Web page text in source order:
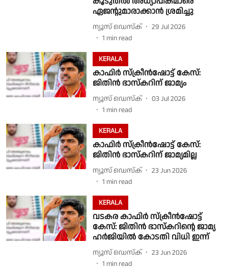
ഏജൻ്റുമാരാക്കാൻ ശ്രമിച്ചു
ന്യൂസ് ഡെസ്ക്
29 Jul 2026
1 min read
KERALA
കാഫിർ സ്ക്രീൻഷോട്ട് കേസ്:
ജിതിൻ ഭാസ്കറിന് ജാമ്യം
ന്യൂസ് ഡെസ്ക്
03 Jul 2026
1 min read
KERALA
കാഫിർ സ്‌ക്രീൻഷോട്ട് കേസ്:
ജിതിൻ ഭാസ്‌കറിന് ജാമ്യമില്ല
ന്യൂസ് ഡെസ്ക്
23 Jun 2026
1 min read
KERALA
വടകര കാഫിർ സ്‌ക്രീൻഷോട്ട്
കേസ്: ജിതിൻ ഭാസ്‌കറിൻ്റെ ജാമ്യ
ഹർജിയിൽ കോടതി വിധി ഇന്ന്
ന്യൂസ് ഡെസ്ക്
23 Jun 2026
1 min read